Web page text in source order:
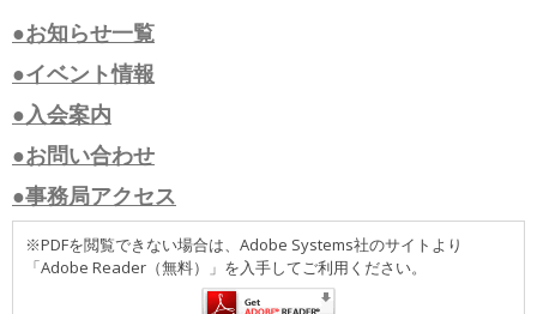
●お知らせ一覧
●イベント情報
●入会案内
●お問い合わせ
●事務局アクセス
※PDFを閲覧できない場合は、Adobe Systems社のサイトより
「Adobe Reader（無料）」を入手してご利用ください。